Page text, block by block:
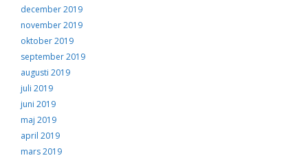
december 2019
november 2019
oktober 2019
september 2019
augusti 2019
juli 2019
juni 2019
maj 2019
april 2019
mars 2019